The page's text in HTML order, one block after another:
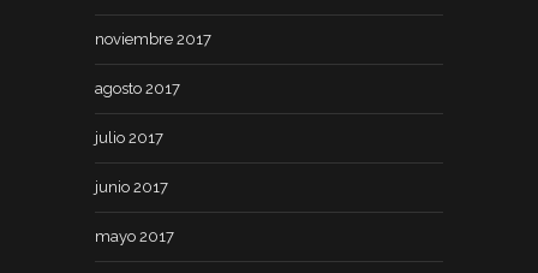
noviembre 2017
agosto 2017
julio 2017
junio 2017
mayo 2017